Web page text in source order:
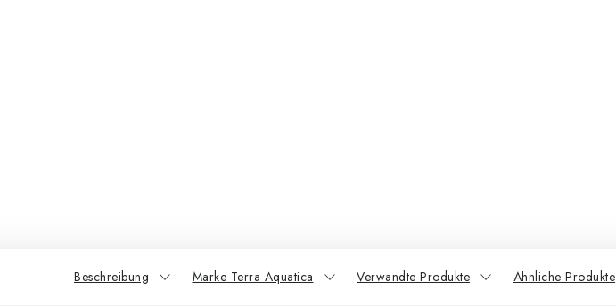
Beschreibung Marke Terra Aquatica Verwandte Produkte Ähnliche Produkte